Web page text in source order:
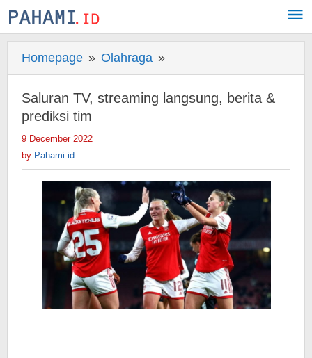
Skip
to
Homepage » Olahraga »
TV,
streaming
prediksi
tim
Saluran TV, streaming langsung, berita &
prediksi tim
9 December 2022
by Pahami.id